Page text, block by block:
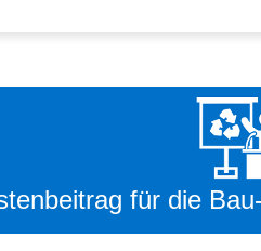
für die